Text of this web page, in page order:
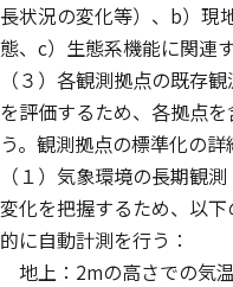
長状況の変化等）、b）現
態、c）生態系機能に関連
（３）各観測拠点の既存
を評価するため、各拠点
う。観測拠点の標準化の詳
（１）気象環境の長期観
変化を把握するため、以
的に自動計測を行う：
地上：2mの高さでの気